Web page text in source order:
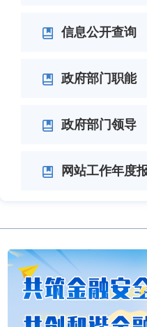
信息公开查询
政府部门职能
政府部门领导
网站工作年度